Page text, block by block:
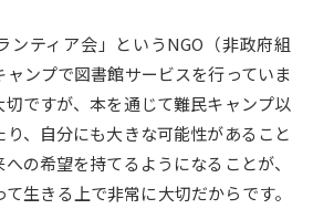
定
研究 大学検索
徴を調べる
ンティア会」というNGO（非政府組
ンプで図書館サービスを行っていま
切ですが、本を通じて難民キャンプ以
、自分にも大きな可能性があること
の希望を持てるようになることが、
生きる上で非常に大切だからです。